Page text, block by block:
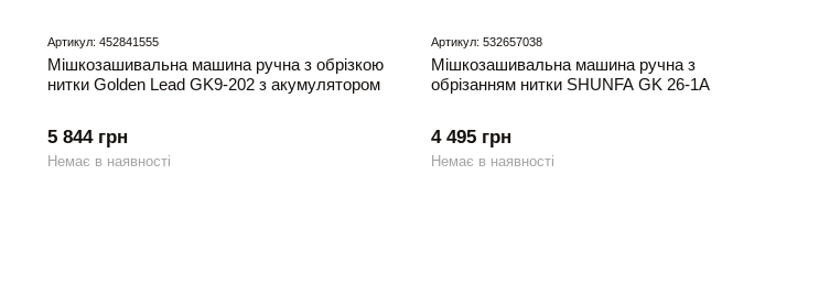
Артикул: 452841555
Мішкозашивальна машина ручна з обрізкою
нитки Golden Lead GK9-202 з акумулятором
5 844 грн
Немає в наявності
Артикул: 532657038
Мішкозашивальна машина ручна з
обрізанням нитки SHUNFA GK 26-1A
4 495 грн
Немає в наявності